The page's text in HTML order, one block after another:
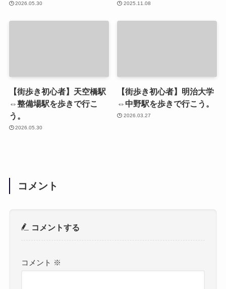
2026.05.30 2025.11.08
【街歩き初心者】天空橋駅
⇔整備場駅を歩きで行こ
う。
2026.05.30
【街歩き初心者】明治大学
⇔中野駅を歩きで行こう。
2026.03.27
コメント
コメントする
コメント ※